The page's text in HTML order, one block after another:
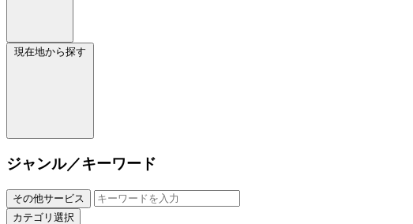
現在地から探す
ジャンル／キーワード
その他サービス
カテゴリ選択